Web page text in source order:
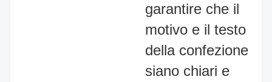
garantire che il
motivo e il testo
della confezione
siano chiari e